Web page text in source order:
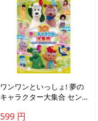
ワンワンといっしょ! 夢の
キャラクター大集合 セン
レンタル落ち 中古 DVD
599 円